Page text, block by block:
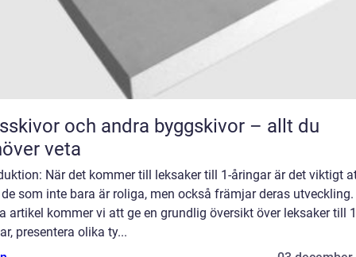
och andra byggskivor – allt du
veta
När det kommer till leksaker till 1-åringar är det viktigt
som inte bara är roliga, men också främjar deras utveckling.
artikel kommer vi att ge en grundlig översikt över leksaker till
presentera olika ty...